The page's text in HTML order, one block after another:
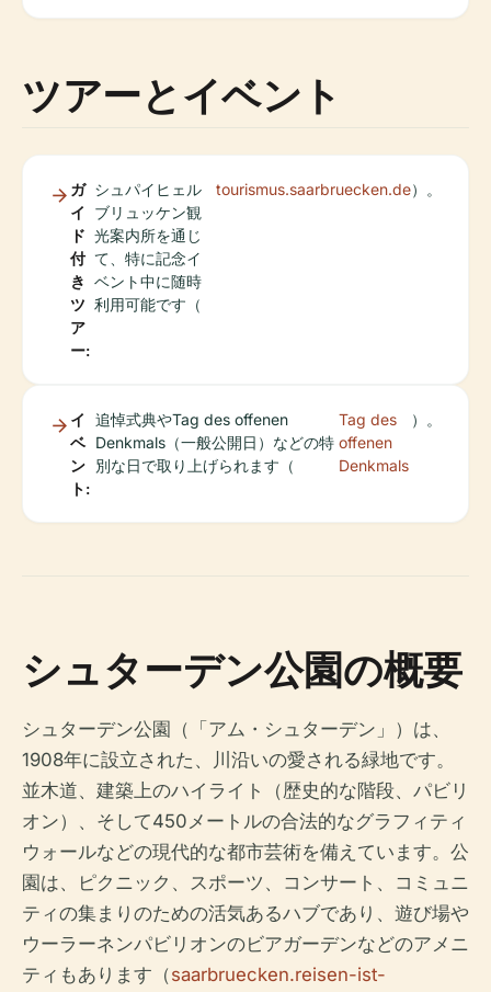
ツアーとイベント
ガ
イ
ド
付
き
ツ
ア
ー:
シュパイヒェル
ブリュッケン観
光案内所を通じ
て、特に記念イ
ベント中に随時
利用可能です（
tourismus.saarbruecken.de）。
イ
ベ
ン
ト:
追悼式典やTag des offenen
Denkmals（一般公開日）などの特
別な日で取り上げられます（
Tag des
offenen
Denkmals
）。
シュターデン公園の概要
シュターデン公園（「アム・シュターデン」）は、
1908年に設立された、川沿いの愛される緑地です。
並木道、建築上のハイライト（歴史的な階段、パビリ
オン）、そして450メートルの合法的なグラフィティ
ウォールなどの現代的な都市芸術を備えています。公
園は、ピクニック、スポーツ、コンサート、コミュニ
ティの集まりのための活気あるハブであり、遊び場や
ウーラーネンパビリオンのビアガーデンなどのアメニ
ティもあります（saarbruecken.reisen-ist-